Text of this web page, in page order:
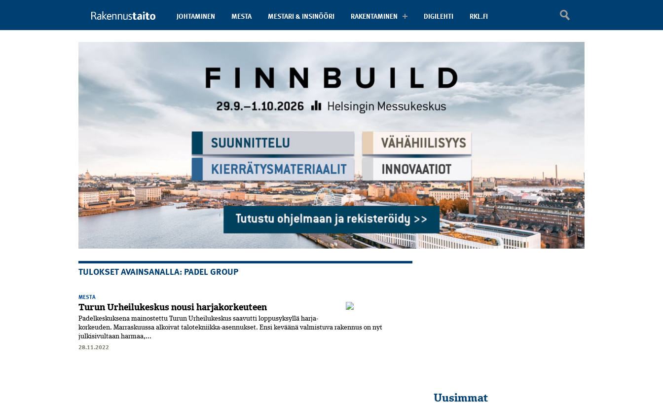
JOHTAMINEN MESTA MESTARI & INSINÖÖRI RAKENTAMINEN DIGILEHTI RKL.FI
TULOKSET AVAINSANALLA: PADEL GROUP
MESTA
Turun Urheilukeskus nousi harjakorkeuteen
Padelkeskuksena mainostettu Turun Urheilu­keskus saavutti loppusyksyllä harja­
korkeuden. Marraskuussa alkoivat talotekniikka-asennukset. Ensi keväänä valmistuva rakennus on nyt
julkisivultaan harmaa,...
28.11.2022
Uusimmat